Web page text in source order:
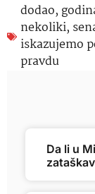
dodao,
nekoliki,
iskazujemo
pravdu
Da li u